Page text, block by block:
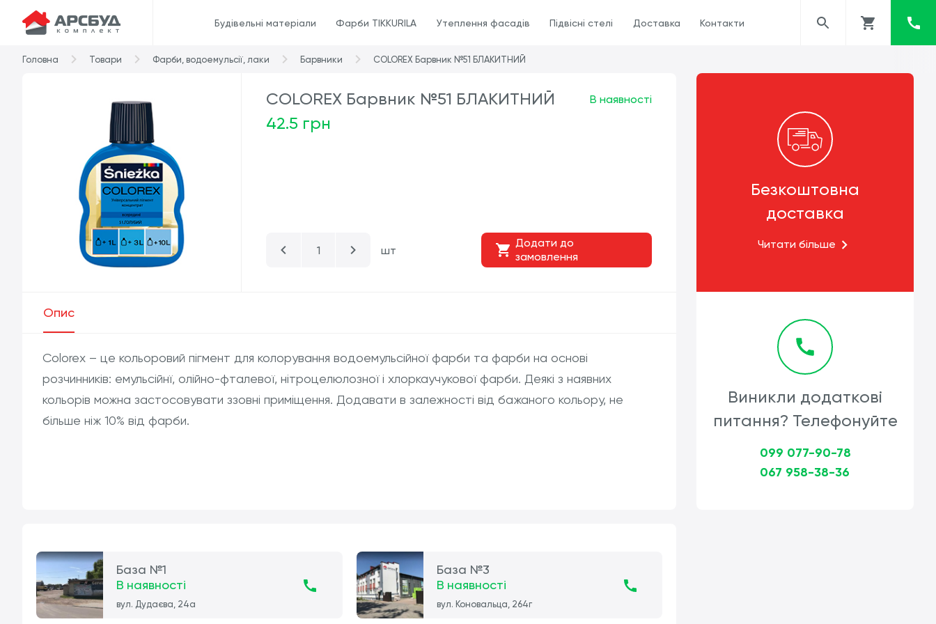
Будівельні матеріали Фарби TIKKURILA Утеплення фасадів Підвісні стелі Доставка Контакти
Головна Товари Фарби, водоемульсії, лаки Барвники COLOREX Барвник №51 БЛАКИТНИЙ
COLOREX Барвник №51 БЛАКИТНИЙ
42.5 грн
В наявності
шт
Додати до
замовлення
Опис
Colorex – це кольоровий пігмент для колорування водоемульсійної фарби та фарби на основі
розчинників: емульсійнї, олійно-фталевої, нітроцелюлозної і хлоркаучукової фарби. Деякі з наявних
кольорів можна застосовувати ззовні приміщення. Додавати в залежності від бажаного кольору, не
більше ніж 10% від фарби.
Безкоштовна
доставка
Читати більше
Виникли додаткові
питання? Телефонуйте
099 077-90-78
067 958-38-36
База №1
В наявності
вул. Дудаєва, 24а
База №3
В наявності
вул. Коновальца, 264г